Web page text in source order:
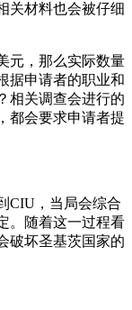
关材料也会被仔细
元，那么实际数量
据申请者的职业和
相关调查会进行的
都会要求申请者提
CIU，当局会综合
。随着这一过程看
破坏圣基茨国家的